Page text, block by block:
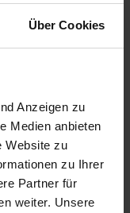
Über Cookies
Anzeigen zu
Medien anbieten
Website zu
zu Ihrer
Partner für
weiter. Unsere